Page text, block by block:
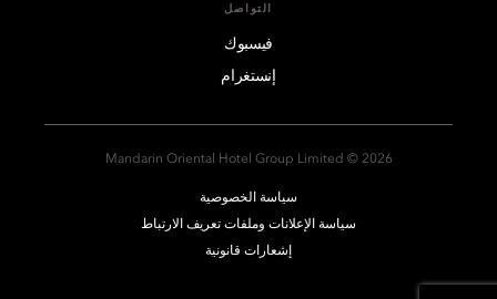
التواصل
فيسبوك
إنستغرام
2026 © Mandarin Oriental Hotel Group Limited
سياسة الخصوصية
سياسة الإعلانات وملفات تعريف الارتباط
إشعارات قانونية